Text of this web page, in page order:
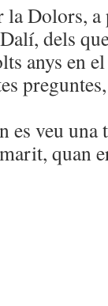
Dolors, a
dels
anys en
es veu
quan